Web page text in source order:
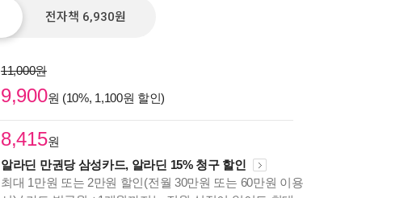
전자책 6,930원
11,000원
9,900원 (10%, 1,100원 할인)
8,415원
알라딘 만권당 삼성카드, 알라딘 15% 청구 할인
최대 1만원 또는 2만원 할인(전월 30만원 또는 60만원 이용